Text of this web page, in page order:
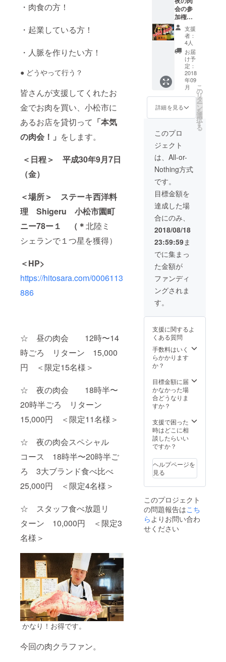
・肉食の方！
・起業している方！
・人脈を作りたい方！
● どうやって行う？
皆さんが支援してくれたお
金でお肉を買い、小松市に
あるお店を貸切って 「本気
の肉会！」 をします。
＜日程＞ 平成30年9月7日
（金）
＜場所＞ ステーキ西洋料
理 Shigeru 小松市園町
ニー78ー１ （＊北陸ミ
シェランで１つ星を獲得）
＜HP>
https://hitosara.com/0006113
886
☆ 昼の肉会 12時〜14
時ごろ リターン 15,000
円 ＜限定15名様＞
☆ 夜の肉会 18時半〜
20時半ごろ リターン
15,000円 ＜限定11名様＞
☆ 夜の肉会スペシャル
コース 18時半〜20時半ご
ろ 3大ブランド食べ比べ
25,000円 ＜限定4名様＞
☆ スタッフ食べ放題リ
ターン 10,000円 ＜限定3
名様＞
かなり！お得です。
今回の肉クラファン。
ろま
で
A5ラン
クのお
肉をお
約束。1
人約300
グラム
の予定
です。
＊上記
以外の
飲み物
は別途
料金が
必要で
す ＊ラ
ンチは
平日の
業です
（事前
予約が
必要）
会の参
加権利
とA5ラ
ンクの
３大ブ
ランド
の夢の
食べく
らべ
コース♪
クラ
ファン
ならで
はの特
別メ
ニュー
です！
◯ 9月
7日
（金）
18時
ろまで
＊上記
以外の
飲み物
を注文
した方
は別途
料金が
必要で
す ＊当
日に通
常コー
スから
不可で
支援
者：
4人
お届
け予
定：
2018
年09
月
詳細を見る
こ
の
リ
タ
ー
ン
を
選
択
す
る
このプロ
ジェクト
は、All-or-
Nothing方式
です。
目標金額を
達成した場
合にのみ、
2018/08/18
23:59:59ま
でに集まっ
た金額が
ファンディ
ングされま
す。
支援に関するよ
くある質問
手数料はいく
らかかります
か？
目標金額に届
かなかった場
合どうなりま
すか？
支援で困った
時はどこに相
談したらいい
ですか？
ヘルプページを
見る
このプロジェクト
の問題報告はこち
ら よりお問い合わ
せください